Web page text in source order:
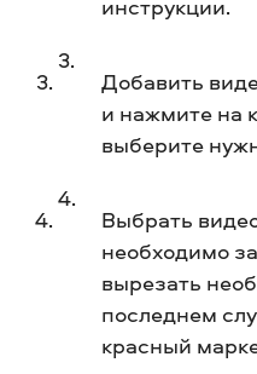
инструкции.
Добавить
и нажмите на
выберите
Выбрать
необходимо
вырезать
последнем
красный